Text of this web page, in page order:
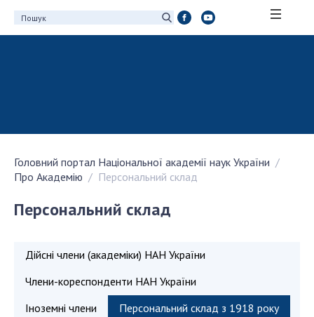
100-річчя Національної академії наук
Нагороди, відзнаки та почесні звання НАН
України
Персональний склад
Благодійний фонд імені Бориса Патона
Концепція розвитку Національної академії
наук України
Головний портал Національної академії наук України
Про Академію
Персональний склад
Персональний склад
Дійсні члени (академіки) НАН України
Члени-кореспонденти НАН України
Іноземні члени
Персональний склад з 1918 року